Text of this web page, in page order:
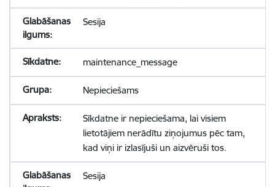
Sesija
maintenance_message
Nepieciešams
Sīkdatne ir nepieciešama, lai visiem
lietotājiem nerādītu ziņojumus pēc tam,
kad viņi ir izlasījuši un aizvēruši tos.
Sesija